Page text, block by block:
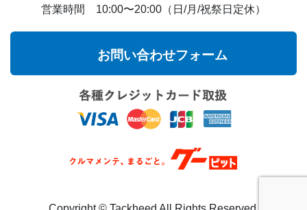
営業時間 10:00〜20:00（日/月/祝祭日定休）
お問い合わせフォーム